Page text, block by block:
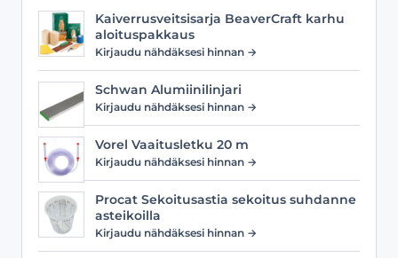
Kaiverrusveitsisarja BeaverCraft karhu
aloituspakkaus
Kirjaudu nähdäksesi hinnan →
Schwan Alumiinilinjari
Kirjaudu nähdäksesi hinnan →
Vorel Vaaitusletku 20 m
Kirjaudu nähdäksesi hinnan →
Procat Sekoitusastia sekoitus suhdanne
asteikoilla
Kirjaudu nähdäksesi hinnan →